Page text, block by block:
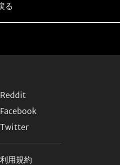
る
Reddit
Facebook
Twitter
利用規約